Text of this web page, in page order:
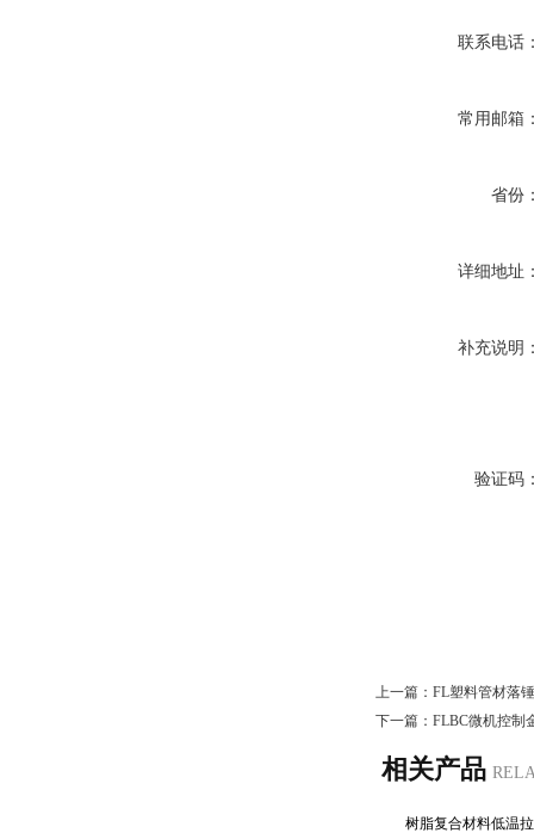
联系电话
常用邮箱
省份
详细地址
补充说明
验证码
上一篇： FL塑料管材落
下一篇： FLBC微机控制
相关产品
树脂复合材料低温